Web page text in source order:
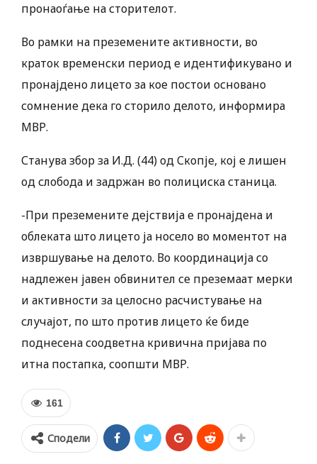
пронаоѓање на сторителот.
Во рамки на преземените активности, во
краток временски период е идентификувано и
пронајдено лицето за кое постои основано
сомнение дека го сторило делото, информира
МВР.
Станува збор за И.Д. (44) од Скопје, кој е лишен
од слобода и задржан во полициска станица.
-При преземените дејствија е пронајдена и
облеката што лицето ја носело во моментот на
извршување на делото. Во координација со
надлежен јавен обвинител се преземаат мерки
и активности за целосно расчистување на
случајот, по што против лицето ќе биде
поднесена соодветна кривична пријава по
итна постапка, соопшти МВР.
161
Сподели